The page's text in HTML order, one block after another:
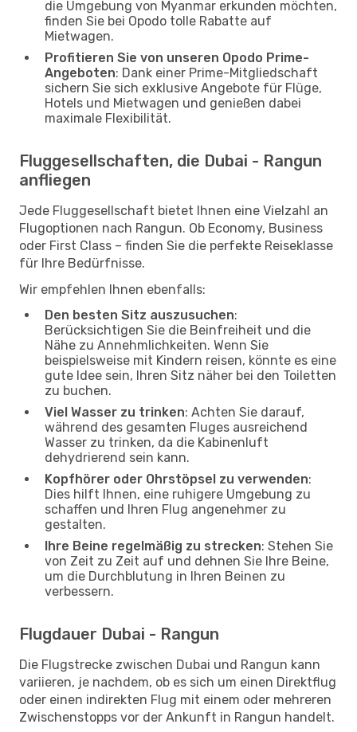
die Umgebung von Myanmar erkunden möchten,
finden Sie bei Opodo tolle Rabatte auf
Mietwagen.
Profitieren Sie von unseren Opodo Prime-
Angeboten: Dank einer Prime-Mitgliedschaft
sichern Sie sich exklusive Angebote für Flüge,
Hotels und Mietwagen und genießen dabei
maximale Flexibilität.
Fluggesellschaften, die Dubai - Rangun
anfliegen
Jede Fluggesellschaft bietet Ihnen eine Vielzahl an
Flugoptionen nach Rangun. Ob Economy, Business
oder First Class – finden Sie die perfekte Reiseklasse
für Ihre Bedürfnisse.
Wir empfehlen Ihnen ebenfalls:
Den besten Sitz auszusuchen:
Berücksichtigen Sie die Beinfreiheit und die
Nähe zu Annehmlichkeiten. Wenn Sie
beispielsweise mit Kindern reisen, könnte es eine
gute Idee sein, Ihren Sitz näher bei den Toiletten
zu buchen.
Viel Wasser zu trinken: Achten Sie darauf,
während des gesamten Fluges ausreichend
Wasser zu trinken, da die Kabinenluft
dehydrierend sein kann.
Kopfhörer oder Ohrstöpsel zu verwenden:
Dies hilft Ihnen, eine ruhigere Umgebung zu
schaffen und Ihren Flug angenehmer zu
gestalten.
Ihre Beine regelmäßig zu strecken: Stehen Sie
von Zeit zu Zeit auf und dehnen Sie Ihre Beine,
um die Durchblutung in Ihren Beinen zu
verbessern.
Flugdauer Dubai - Rangun
Die Flugstrecke zwischen Dubai und Rangun kann
variieren, je nachdem, ob es sich um einen Direktflug
oder einen indirekten Flug mit einem oder mehreren
Zwischenstopps vor der Ankunft in Rangun handelt.